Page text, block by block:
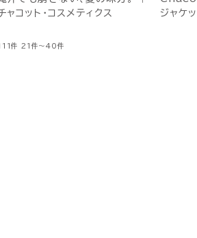
ャコット・コスメティクス
ジャケ
件 21件～40件